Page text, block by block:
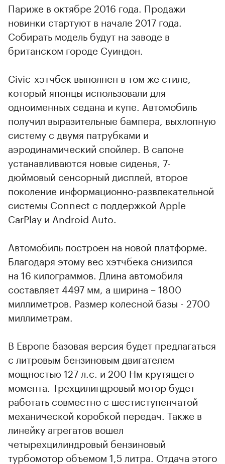
Париже в октябре 2016 года. Продажи
новинки стартуют в начале 2017 года.
Собирать модель будут на заводе в
британском городе Суиндон.
Сivic-хэтчбек выполнен в том же стиле,
который японцы использовали для
одноименных седана и купе. Автомобиль
получил выразительные бампера, выхлопную
систему с двумя патрубками и
аэродинамический спойлер. В салоне
устанавливаются новые сиденья, 7-
дюймовый сенсорный дисплей, второе
поколение информационно-развлекательной
системы Connect с поддержкой Apple
CarPlay и Android Auto.
Автомобиль построен на новой платформе.
Благодаря этому вес хэтчбека снизился
на 16 килограммов. Длина автомобиля
составляет 4497 мм, а ширина – 1800
миллиметров. Размер колесной базы - 2700
миллиметрам.
В Европе базовая версия будет предлагаться
с литровым бензиновым двигателем
мощностью 127 л.с. и 200 Нм крутящего
момента. Трехцилиндровый мотор будет
работать совместно с шестиступенчатой
механической коробкой передач. Также в
линейку агрегатов вошел
четырехцилиндровый бензиновый
турбомотор объемом 1,5 литра. Отдача этого